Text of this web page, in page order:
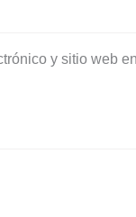
y sitio web